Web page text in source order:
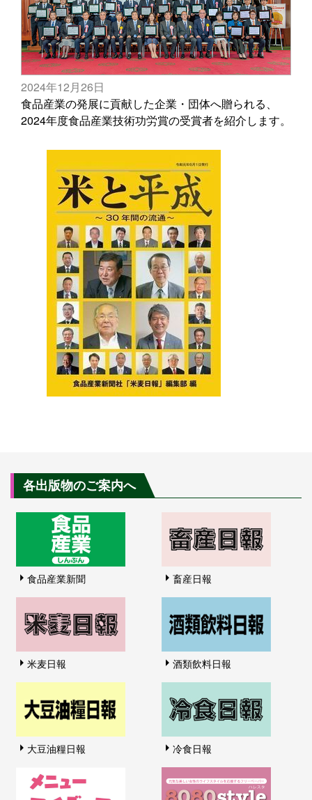
2024年12月26日
食品産業の発展に貢献した企業・団体へ贈られる、
2024年度食品産業技術功労賞の受賞者を紹介します。
各出版物のご案内へ
食品産業新聞 畜産日報
米麦日報 酒類飲料日報
大豆油糧日報 冷食日報